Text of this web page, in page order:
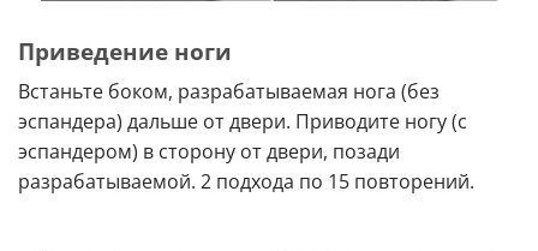
Приведение ноги
Встаньте боком, разрабатываемая нога (без
эспандера) дальше от двери. Приводите ногу (с
эспандером) в сторону от двери, позади
разрабатываемой. 2 подхода по 15 повторений.